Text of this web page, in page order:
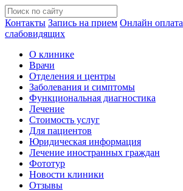
Контакты Запись на прием Онлайн оплата
слабовидящих
О клинике
Врачи
Отделения и центры
Заболевания и симптомы
Функциональная диагностика
Лечение
Стоимость услуг
Для пациентов
Юридическая информация
Лечение иностранных граждан
Фототур
Новости клиники
Отзывы